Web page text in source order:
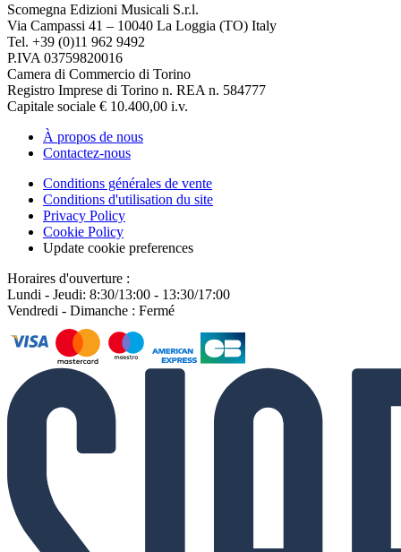
Scomegna Edizioni Musicali S.r.l.
Via Campassi 41 – 10040 La Loggia (TO) Italy
Tel. +39 (0)11 962 9492
P.IVA 03759820016
Camera di Commercio di Torino
Registro Imprese di Torino n. REA n. 584777
Capitale sociale € 10.400,00 i.v.
À propos de nous
Contactez-nous
Conditions générales de vente
Conditions d'utilisation du site
Privacy Policy
Cookie Policy
Update cookie preferences
Horaires d'ouverture :
Lundi - Jeudi: 8:30/13:00 - 13:30/17:00
Vendredi - Dimanche : Fermé